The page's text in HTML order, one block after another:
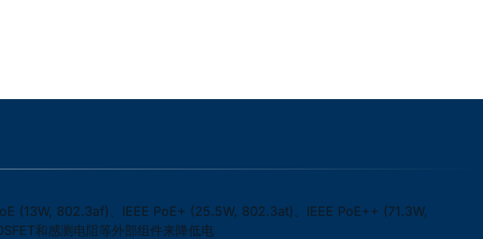
(13W, 802.3af)、IEEE PoE+ (25.5W, 802.3at)、IEEE PoE++ (71.3W,
和感测电阻等外部组件来降低电